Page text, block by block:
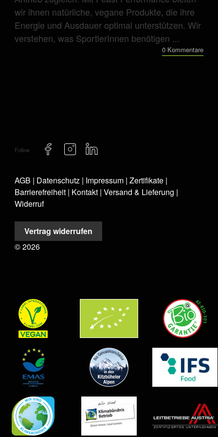
wir ihnen natürliche, vegane Produkte, die ihre
Energie und Ausdauer optimal unterstützen. Wir
verstehen, was SportlerInnen benötigen ...
0 Kommentare
Follow
AGB | Datenschutz | Impressum | Zertifikate |
Barrierefreiheit | Kontakt | Versand & Lieferung |
Widerruf
Vertrag widerrufen
©2026